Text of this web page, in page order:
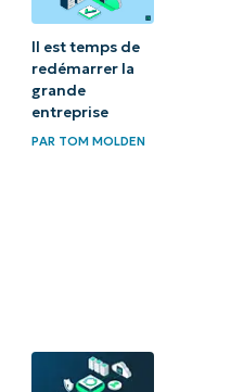
Il est temps de
redémarrer la
grande
entreprise
PAR TOM MOLDEN